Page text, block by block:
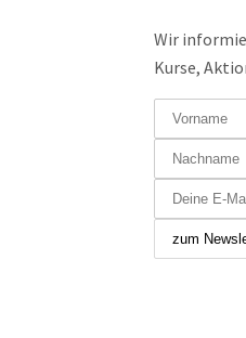
Wir
Kurse,